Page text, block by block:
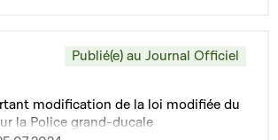
Publié(e) au Journal Officiel
modification de la loi modifiée du
la Police grand-ducale